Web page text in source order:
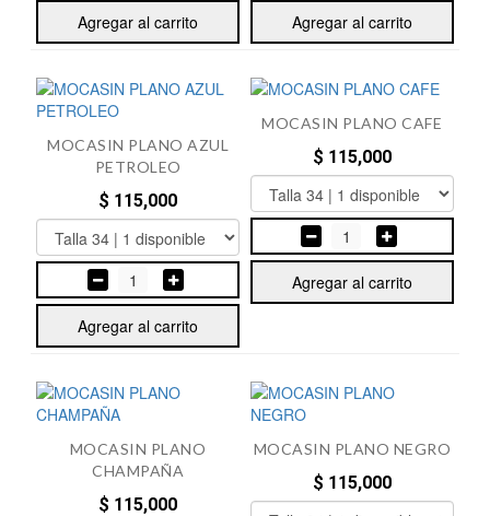
Agregar al carrito Agregar al carrito
MOCASIN PLANO AZUL
PETROLEO
$ 115,000
1
Agregar al carrito
MOCASIN PLANO CAFE
$ 115,000
1
Agregar al carrito
MOCASIN PLANO
CHAMPAÑA
$ 115,000
MOCASIN PLANO NEGRO
$ 115,000